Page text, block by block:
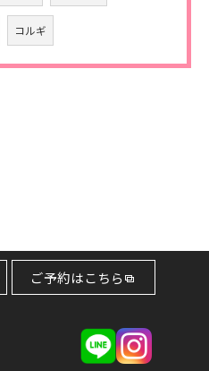
コルギ
ご予約はこちら